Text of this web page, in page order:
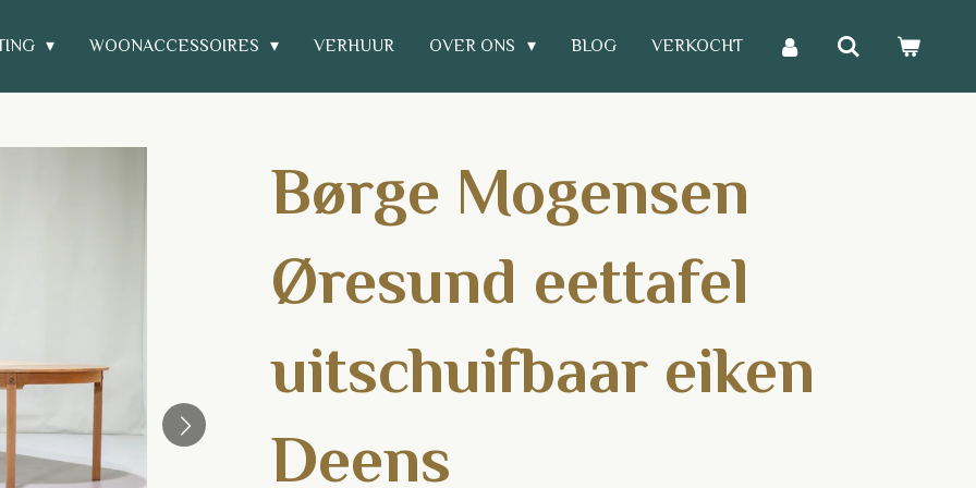
WOONACCESSOIRES VERHUUR OVER ONS BLOG VERKOCHT
Børge Mogensen
Øresund eettafel
uitschuifbaar eiken
Deens